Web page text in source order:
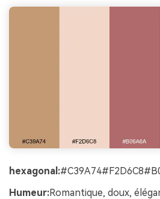
hexagonal:
Humeur:Romantique, doux,